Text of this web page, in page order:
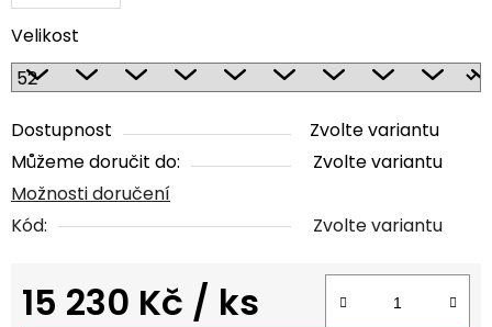
Velikost
Dostupnost
Zvolte variantu
Můžeme doručit do:
Zvolte variantu
Možnosti doručení
Kód:
Zvolte variantu
15 230 Kč / ks